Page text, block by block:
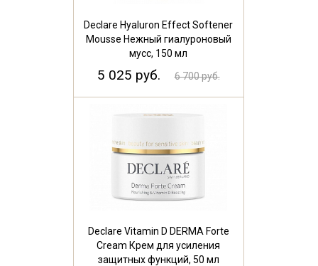
Declare Hyaluron Effect Softener
Mousse Нежный гиалуроновый
мусс, 150 мл
5 025 руб. 6 700 руб.
Declare Vitamin D DERMA Forte
Cream Крем для усиления
защитных функций, 50 мл